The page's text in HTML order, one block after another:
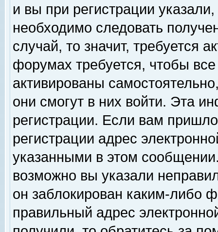
и вы при регистрации
необходимо следовать
случай, то значит, требуется
форумах требуется, чтобы
активированы
они смогут в них войти. Эта
регистрации. Если вам
регистрации адрес
указанными в этом
возможно вы указали
он заблокирован каким-либо
правильный адрес